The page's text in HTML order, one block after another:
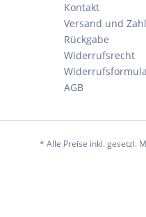
Kontakt
Versand und
Rückgabe
Widerrufsrecht
AGB
* Alle Preise inkl. gesetzl.